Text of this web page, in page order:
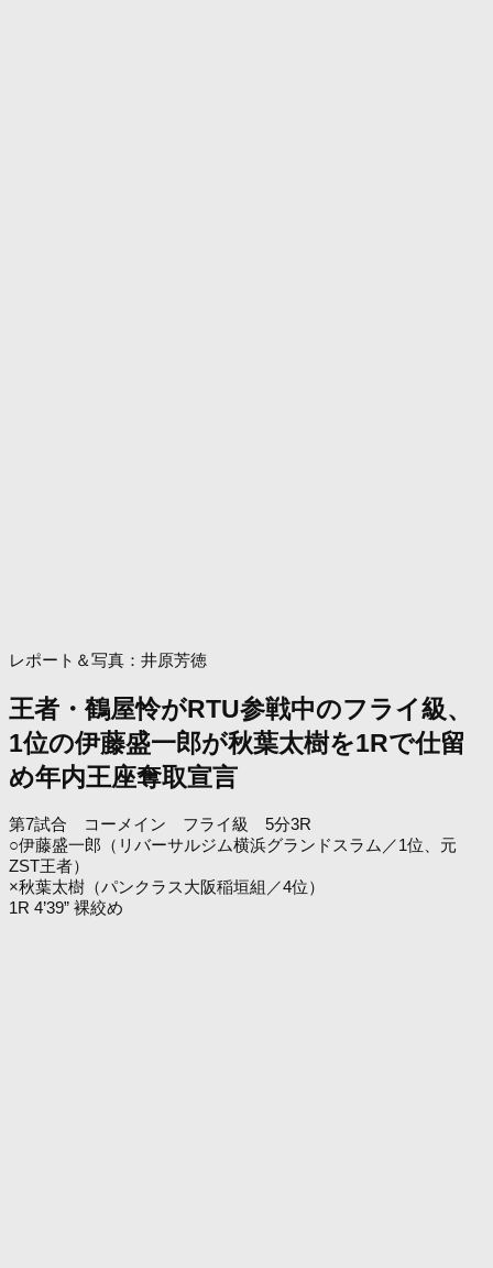
レポート＆写真：井原芳徳
王者・鶴屋怜がRTU参戦中のフライ級、
1位の伊藤盛一郎が秋葉太樹を1Rで仕留
め年内王座奪取宣言
第7試合 コーメイン フライ級 5分3R
○伊藤盛一郎（リバーサルジム横浜グランドスラム／1位、元
ZST王者）
×秋葉太樹（パンクラス大阪稲垣組／4位）
1R 4’39” 裸絞め